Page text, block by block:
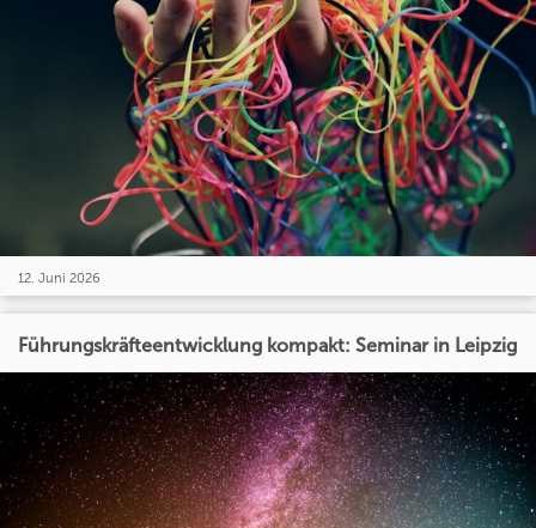
12. Juni 2026
Führungskräfteentwicklung kompakt: Seminar in Leipzig